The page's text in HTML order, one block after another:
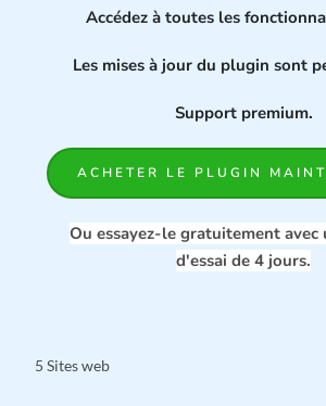
Accédez à toutes les
Les mises à jour du plugin sont
Support premium.
ACHETER LE PLUGIN
Ou essayez-le gratuitement avec
d'essai de 4 jours.
5 Sites web